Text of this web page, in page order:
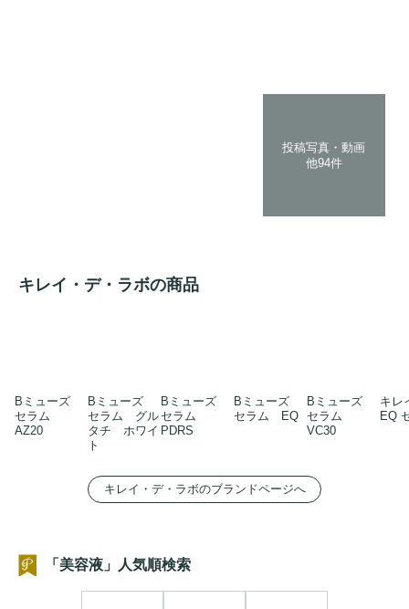
投稿写真・動画
他94件
キレイ・デ・ラボの商品
Bミューズ
セラム
AZ20
Bミューズ
セラム グル
タチ ホワイ
ト
Bミューズ
セラム
PDRS
Bミューズ
セラム EQ
Bミューズ
セラム
VC30
キレ
EQ
キレイ・デ・ラボのブランドページへ
「美容液」人気順検索